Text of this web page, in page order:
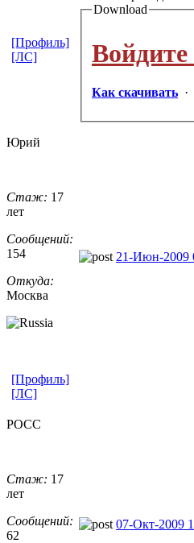
Download
Войдите
Как скачивать ·
[Профиль]
[ЛС]
Юрий
Стаж: 17
лет
Сообщений:
154
Откуда:
Москва
21-Июн-2009
[Профиль]
[ЛС]
РОСС
Стаж: 17
лет
Сообщений:
62
07-Окт-2009